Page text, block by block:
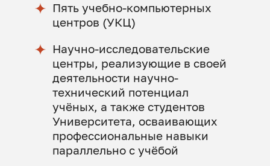
Пять учебно-компьютерных
центров (УКЦ)
Научно-исследовательские
центры, реализующие в своей
деятельности научно-
технический потенциал
учёных, а также студентов
Университета, осваивающих
профессиональные навыки
параллельно с учёбой